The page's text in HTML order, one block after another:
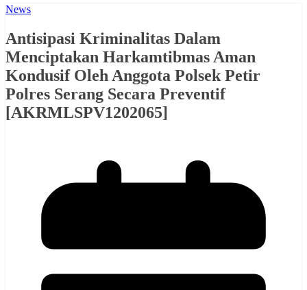
News
Antisipasi Kriminalitas Dalam
Menciptakan Harkamtibmas Aman
Kondusif Oleh Anggota Polsek Petir
Polres Serang Secara Preventif
[AKRMLSPV1202065]